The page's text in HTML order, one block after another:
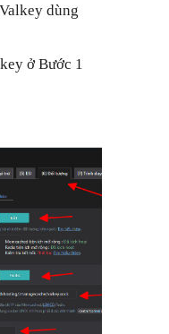
dùng
ở Bước 1